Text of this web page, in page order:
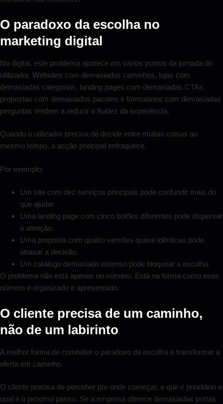
O paradoxo da escolha no
marketing digital
No digital, este problema aparece em vários pontos da jornada do
utilizador. Websites com demasiados caminhos, lojas com
demasiadas categorias, landing pages com demasiadas CTAs,
propostas com demasiados pacotes e formulários com demasiadas
perguntas tendem a reduzir a fluidez da experiência.
Quando o utilizador precisa de decidir entre muitas coisas ao
mesmo tempo, a acção principal enfraquece.
Por exemplo:
Um site com dez serviços principais pode confundir mais do
que ajudar.
Uma landing page com cinco botões diferentes pode dispersar
a atenção.
Uma proposta com quatro versões quase idênticas pode
atrasar a decisão.
Um catálogo demasiado extenso pode bloquear a escolha.
O problema não está apenas no número. Está na forma como esse
número é organizado e apresentado.
O cliente precisa de um caminho,
não de um labirinto
A melhor forma de combater o paradoxo da escolha é transformar a
oferta em caminho.
O cliente precisa de perceber por onde começar, o que é prioritário e
qual é o próximo passo. Se a empresa oferece demasiadas portas